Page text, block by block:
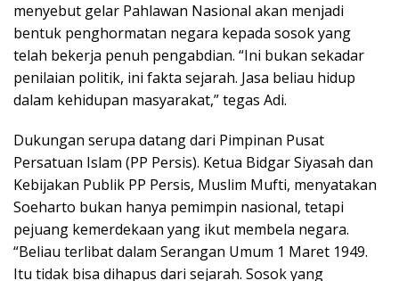
menyebut gelar Pahlawan Nasional akan menjadi
bentuk penghormatan negara kepada sosok yang
telah bekerja penuh pengabdian. “Ini bukan sekadar
penilaian politik, ini fakta sejarah. Jasa beliau hidup
dalam kehidupan masyarakat,” tegas Adi.
Dukungan serupa datang dari Pimpinan Pusat
Persatuan Islam (PP Persis). Ketua Bidgar Siyasah dan
Kebijakan Publik PP Persis, Muslim Mufti, menyatakan
Soeharto bukan hanya pemimpin nasional, tetapi
pejuang kemerdekaan yang ikut membela negara.
“Beliau terlibat dalam Serangan Umum 1 Maret 1949.
Itu tidak bisa dihapus dari sejarah. Sosok yang